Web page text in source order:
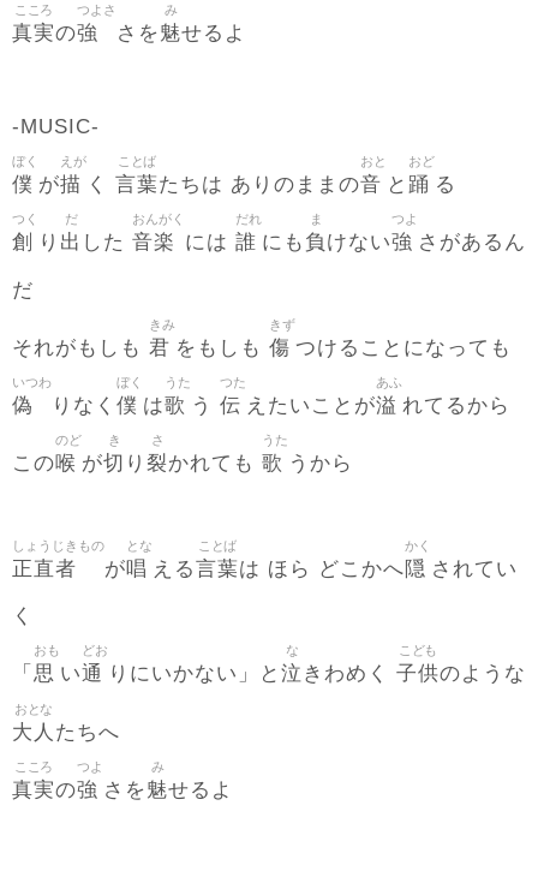
真実
こころ
の強
つよさ
さを魅
み
せるよ
-MUSIC-
僕
ぼく
が描
えが
く 言葉
ことば
たちは ありのままの音
おと
と 踊
おど
る
創
つく
り 出
だ
した 音楽
おんがく
には 誰
だれ
にも 負
ま
けない強
つよ
さがあるん
だ
それがもしも 君
きみ
をもしも 傷
きず
つけることになっても
偽
いつわ
りなく 僕
ぼく
は歌
うた
う 伝
つた
えたいことが溢
あふ
れてるから
この喉
のど
が切
き
り 裂
さ
かれても 歌
うた
うから
正直者
しょうじきもの
が唱
とな
える言葉
ことば
は ほら どこかへ隠
かく
されてい
く
「 思
おも
い通
どお
りにいかない」と 泣
な
きわめく 子供
こども
のような
大人
おとな
たちへ
真実
こころ
の強
つよ
さを魅
み
せるよ